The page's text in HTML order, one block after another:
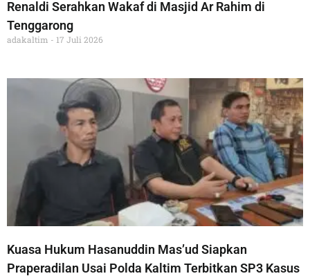
Renaldi Serahkan Wakaf di Masjid Ar Rahim di
Tenggarong
adakaltim 17 Juli 2026
Kuasa Hukum Hasanuddin Mas’ud Siapkan
Praperadilan Usai Polda Kaltim Terbitkan SP3 Kasus